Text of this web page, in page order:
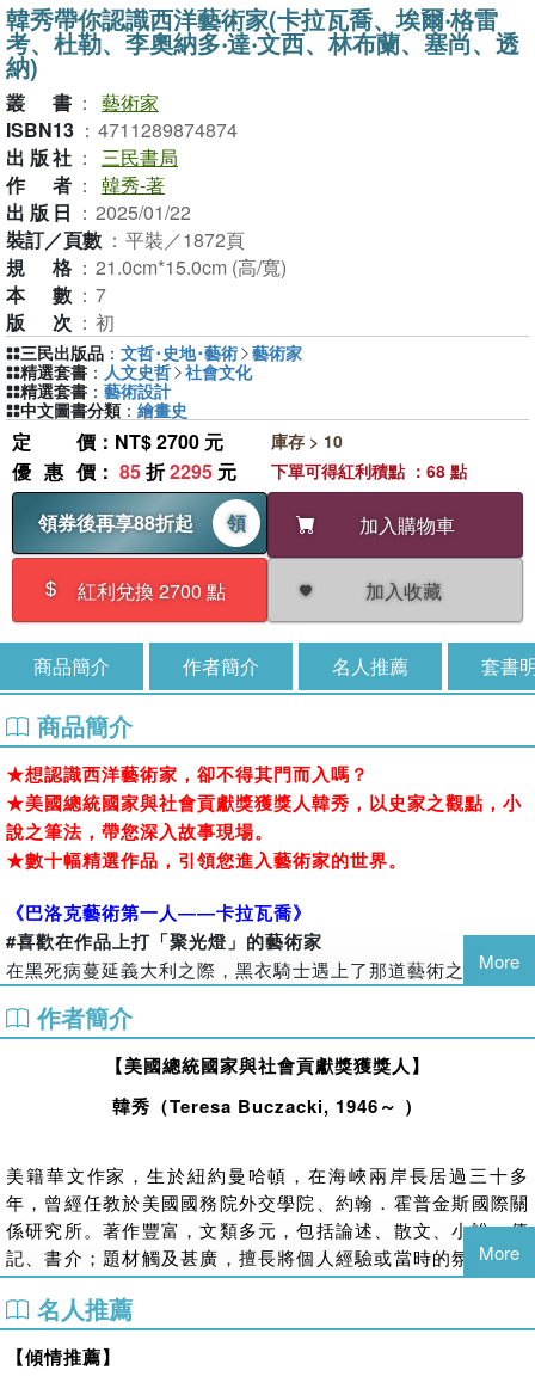
韓秀帶你認識西洋藝術家(卡拉瓦喬、埃爾‧格雷
考、杜勒、李奧納多‧達‧文西、林布蘭、塞尚、透
納)
叢書 ： 藝術家
ISBN13 ： 4711289874874
出版社 ： 三民書局
作者 ： 韓秀-著
出版日 ： 2025/01/22
裝訂／頁數 ： 平裝／1872頁
規格 ： 21.0cm*15.0cm (高/寬)
本數 ： 7
版次 ： 初
定價 ：NT$ 2700 元
優惠價 ： 85折2295 元
領券後再享88折起
領 加入購物車
紅利兌換 2700 點 加入收藏
庫存 > 10
下單可得紅利積點 ：68 點
三民出版品 ： 文哲･史地･藝術 藝術家
精選套書 ： 人文史哲 社會文化
精選套書 ： 藝術設計
中文圖書分類 ： 繪畫史
商品簡介 作者簡介 名人推薦 套書
商品簡介
★想認識西洋藝術家，卻不得其門而入嗎？
★美國總統國家與社會貢獻獎獲獎人韓秀，以史家之觀點，小
說之筆法，帶您深入故事現場。
★數十幅精選作品，引領您進入藝術家的世界。
《巴洛克藝術第一人――卡拉瓦喬》
#喜歡在作品上打「聚光燈」的藝術家
在黑死病蔓延義大利之際，黑衣騎士遇上了那道藝術之光，漆
卡拉瓦喬是巴洛克藝術的先驅，他的一生，充滿革命性與戲劇
化。他崇尚騎士精神，身體裡流著一股英雄血液。然而，這股
正義之氣卻使他的一生顛沛流離，流亡成為他無法逃避的宿
《神的兒子──埃爾．格雷考》
#藝術大師畢卡索的啟蒙者
在眾人都以文藝復興三傑(米開朗基羅、達文西、拉斐爾)為典
範、紛紛前往義大利尋求藝術發展的機會時，只有他離開大家
都嚮往的義大利，轉往西班牙發展，他就是來自希臘克里特島
的埃爾‧格雷考。
他尊崇自己內心的信念創作藝術，不但喚醒了西班牙的文藝復
興，也為後世開闢一條嶄新的道路……
More
作者簡介
【美國總統國家與社會貢獻獎獲獎人】
韓秀（Teresa Buczacki, 1946～ ）
美籍華文作家，生於紐約曼哈頓，在海峽兩岸長居過三十多
年，曾經任教於美國國務院外交學院、約翰．霍普金斯國際關
係研究所。著作豐富，文類多元，包括論述、散文、小說、傳
記、書介；題材觸及甚廣，擅長將個人經驗或當時的氛圍糅進
文章中，情節生動，文字富於感染力。《文訊》人物專訪曾曰
之：「從苦痛裡昇華美善，在風雨後凝煉雍容」。榮獲紐約第
二〇二〇年美國總統國家與社會貢獻獎。
More
名人推薦
【傾情推薦】